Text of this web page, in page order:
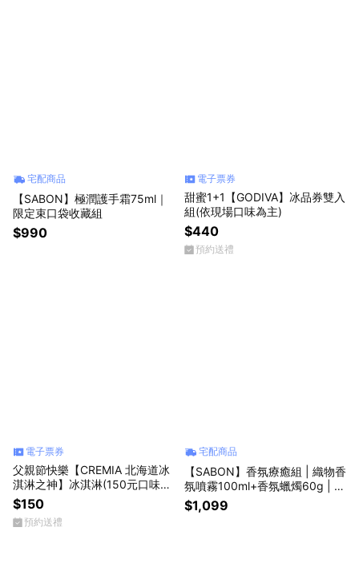
宅配商品
【SABON】極潤護手霜75ml｜
限定束口袋收藏組
$990
電子票券
甜蜜1+1【GODIVA】冰品券雙入
組(依現場口味為主)
$440
預約送禮
電子票券
父親節快樂【CREMIA 北海道冰
淇淋之神】冰淇淋(150元口味任
選)
$150
預約送禮
宅配商品
【SABON】香氛療癒組 | 織物香
氛噴霧100ml+香氛蠟燭60g | 限
量束口袋收藏組 | 禮物獨家
$1,099